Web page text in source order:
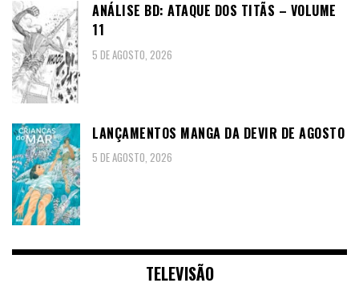
ANÁLISE BD: ATAQUE DOS TITÃS – VOLUME
11
5 DE AGOSTO, 2026
LANÇAMENTOS MANGA DA DEVIR DE AGOSTO
5 DE AGOSTO, 2026
TELEVISÃO